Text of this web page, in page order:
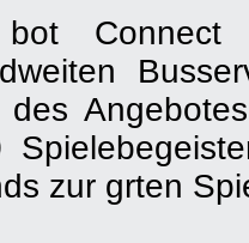
bot
des
zur grten